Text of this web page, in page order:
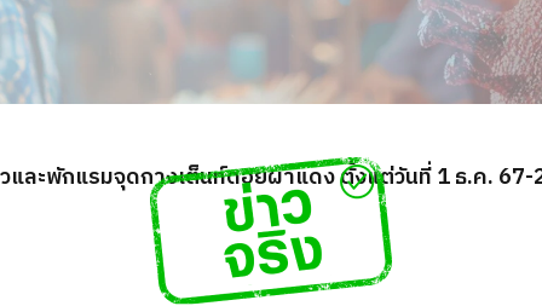
และพักแรมจุดกางเต็นท์ดอยผาแดง ตั้งแต่วันที่ 1 ธ.ค.